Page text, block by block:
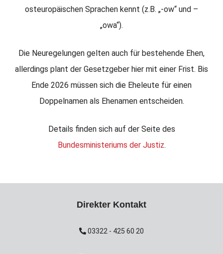
osteuropäischen Sprachen kennt (z.B. „-ow“ und –
„owa“).
Die Neuregelungen gelten auch für bestehende Ehen,
allerdings plant der Gesetzgeber hier mit einer Frist. Bis
Ende 2026 müssen sich die Eheleute für einen
Doppelnamen als Ehenamen entscheiden.
Details finden sich auf der Seite des
Bundesministeriums der Justiz.
Direkter Kontakt
03322 - 425 60 20